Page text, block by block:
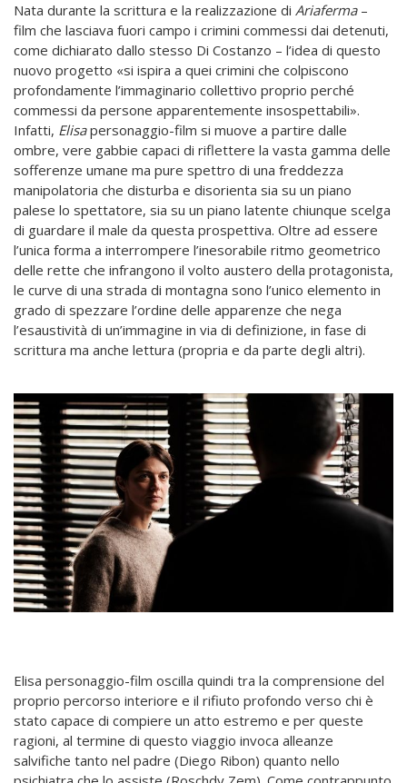
Nata durante la scrittura e la realizzazione di Ariaferma–
film che lasciava fuori campo i crimini commessi dai detenuti,
come dichiarato dallo stesso Di Costanzo – l’idea di questo
nuovo progetto «si ispira a quei crimini che colpiscono
profondamente l’immaginario collettivo proprio perché
commessi da persone apparentemente insospettabili».
Infatti, Elisapersonaggio-film si muove a partire dalle
ombre, vere gabbie capaci di riflettere la vasta gamma delle
sofferenze umane ma pure spettro di una freddezza
manipolatoria che disturba e disorienta sia su un piano
palese lo spettatore, sia su un piano latente chiunque scelga
di guardare il male da questa prospettiva. Oltre ad essere
l’unica forma a interrompere l’inesorabile ritmo geometrico
delle rette che infrangono il volto austero della protagonista,
le curve di una strada di montagna sono l’unico elemento in
grado di spezzare l’ordine delle apparenze che nega
l’esaustività di un’immagine in via di definizione, in fase di
scrittura ma anche lettura (propria e da parte degli altri).
Elisa personaggio-film oscilla quindi tra la comprensione del
proprio percorso interiore e il rifiuto profondo verso chi è
stato capace di compiere un atto estremo e per queste
ragioni, al termine di questo viaggio invoca alleanze
salvifiche tanto nel padre (Diego Ribon) quanto nello